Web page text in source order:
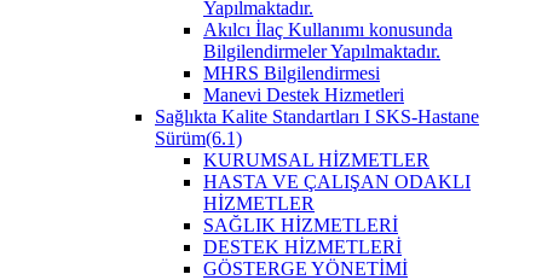
Yapılmaktadır.
Akılcı İlaç Kullanımı konusunda
Bilgilendirmeler Yapılmaktadır.
MHRS Bilgilendirmesi
Manevi Destek Hizmetleri
Sağlıkta Kalite Standartları I SKS-Hastane
Sürüm(6.1)
KURUMSAL HİZMETLER
HASTA VE ÇALIŞAN ODAKLI
HİZMETLER
SAĞLIK HİZMETLERİ
DESTEK HİZMETLERİ
GÖSTERGE YÖNETİMİ